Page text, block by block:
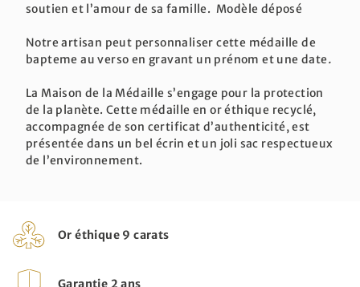
soutien et l’amour de sa famille. Modèle déposé
Notre artisan peut personnaliser cette médaille de
bapteme au verso en gravant un prénom et une date.
La Maison de la Médaille s’engage pour la protection
de la planète. Cette médaille en or éthique recyclé,
accompagnée de son certificat d’authenticité, est
présentée dans un bel écrin et un joli sac respectueux
de l’environnement.
Or éthique 9 carats
Garantie 2 ans